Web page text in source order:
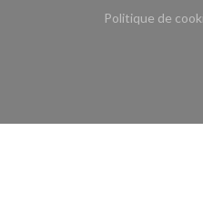
Politique de